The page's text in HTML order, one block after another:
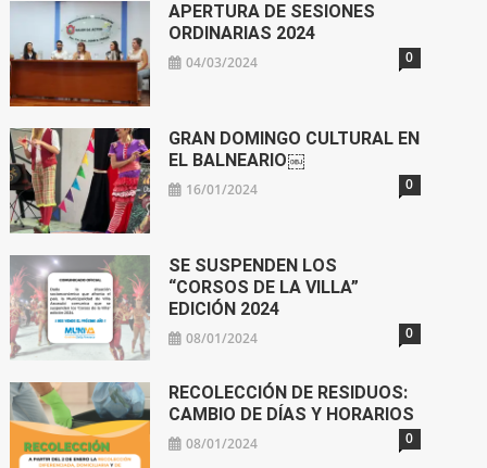
APERTURA DE SESIONES
ORDINARIAS 2024
04/03/2024 0
GRAN DOMINGO CULTURAL EN
EL BALNEARIO￼
16/01/2024 0
SE SUSPENDEN LOS
“CORSOS DE LA VILLA”
EDICIÓN 2024
08/01/2024 0
RECOLECCIÓN DE RESIDUOS:
CAMBIO DE DÍAS Y HORARIOS
08/01/2024 0